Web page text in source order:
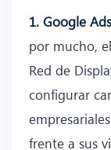
1. Google
por mucho,
Red de
configurar
frente a sus